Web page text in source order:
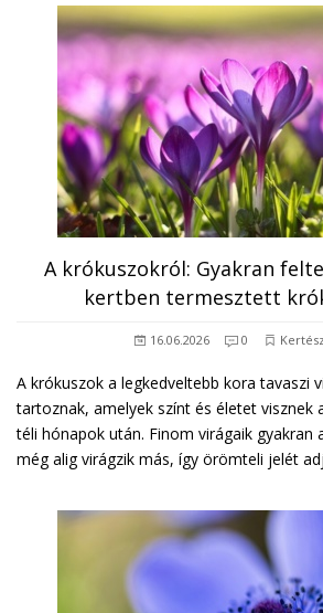
A krókuszokról: Gyakran
kertben termesztett
16.06.2026 0
A krókuszok a legkedveltebb kora tavaszi
tartoznak, amelyek színt és életet visznek
téli hónapok után. Finom virágaik gyakran
még alig virágzik más, így örömteli jelét